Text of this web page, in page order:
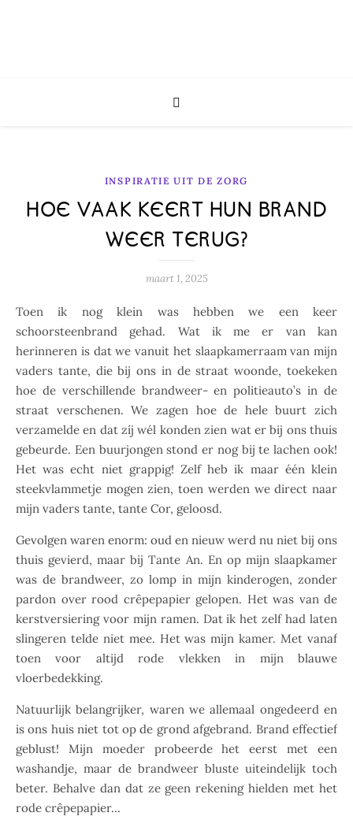
INSPIRATIE UIT DE ZORG
HOE VAAK KEERT HUN BRAND
WEER TERUG?
maart 1, 2025
Toen ik nog klein was hebben we een keer
schoorsteenbrand gehad. Wat ik me er van kan
herinneren is dat we vanuit het slaapkamerraam van mijn
vaders tante, die bij ons in de straat woonde, toekeken
hoe de verschillende brandweer- en politieauto’s in de
straat verschenen. We zagen hoe de hele buurt zich
verzamelde en dat zíj wél konden zien wat er bij ons thuis
gebeurde. Een buurjongen stond er nog bij te lachen ook!
Het was echt niet grappig! Zelf heb ik maar één klein
steekvlammetje mogen zien, toen werden we direct naar
mijn vaders tante, tante Cor, geloosd.
Gevolgen waren enorm: oud en nieuw werd nu niet bij ons
thuis gevierd, maar bij Tante An. En op mijn slaapkamer
was de brandweer, zo lomp in mijn kinderogen, zonder
pardon over rood crêpepapier gelopen. Het was van de
kerstversiering voor mijn ramen. Dat ik het zelf had laten
slingeren telde niet mee. Het was mijn kamer. Met vanaf
toen voor altijd rode vlekken in mijn blauwe
vloerbedekking.
Natuurlijk belangrijker, waren we allemaal ongedeerd en
is ons huis niet tot op de grond afgebrand. Brand effectief
geblust! Mijn moeder probeerde het eerst met een
washandje, maar de brandweer bluste uiteindelijk toch
beter. Behalve dan dat ze geen rekening hielden met het
rode crêpepapier…